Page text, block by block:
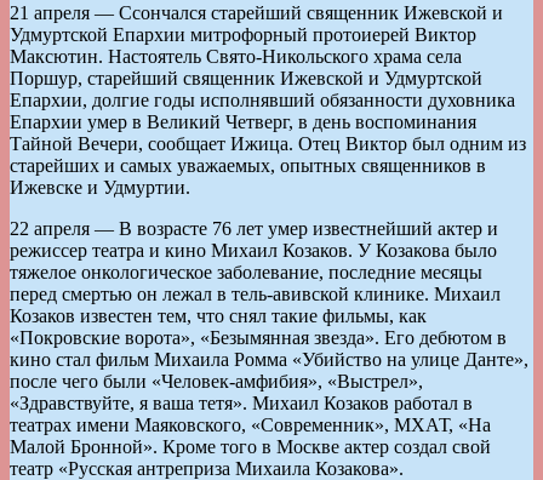
21 апреля — Ссончался старейший священник Ижевской и
Удмуртской Епархии митрофорный протоиерей Виктор
Максютин. Настоятель Свято-Никольского храма села
Поршур, старейший священник Ижевской и Удмуртской
Епархии, долгие годы исполнявший обязанности духовника
Епархии умер в Великий Четверг, в день воспоминания
Тайной Вечери, сообщает Ижица. Отец Виктор был одним из
старейших и самых уважаемых, опытных священников в
Ижевске и Удмуртии.
22 апреля — В возрасте 76 лет умер известнейший актер и
режиссер театра и кино Михаил Козаков. У Козакова было
тяжелое онкологическое заболевание, последние месяцы
перед смертью он лежал в тель-авивской клинике. Михаил
Козаков известен тем, что снял такие фильмы, как
«Покровские ворота», «Безымянная звезда». Его дебютом в
кино стал фильм Михаила Ромма «Убийство на улице Данте»,
после чего были «Человек-амфибия», «Выстрел»,
«Здравствуйте, я ваша тетя». Михаил Козаков работал в
театрах имени Маяковского, «Современник», МХАТ, «На
Малой Бронной». Кроме того в Москве актер создал свой
театр «Русская антреприза Михаила Козакова».